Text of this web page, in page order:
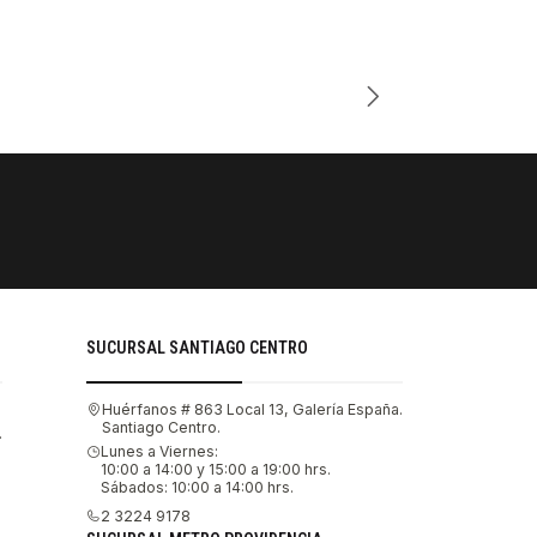
SUCURSAL SANTIAGO CENTRO
Huérfanos # 863 Local 13, Galería España.
Santiago Centro.
Lunes a Viernes:
10:00 a 14:00 y 15:00 a 19:00 hrs.
Sábados: 10:00 a 14:00 hrs.
2 3224 9178